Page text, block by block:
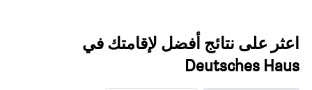
اعثر على نتائج أفضل لإقامتك في
Deutsches Haus